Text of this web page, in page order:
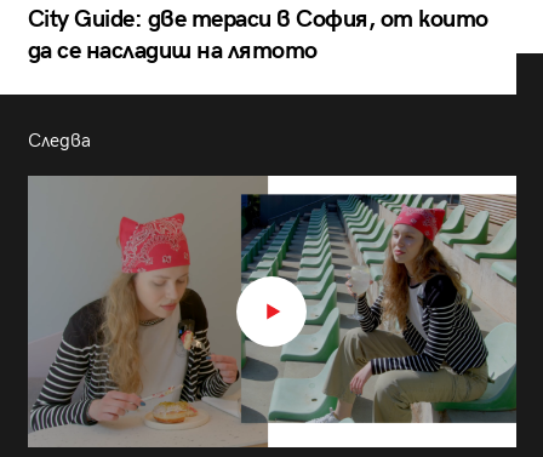
City Guide: две тераси в София, от които
да се насладиш на лятото
Следва